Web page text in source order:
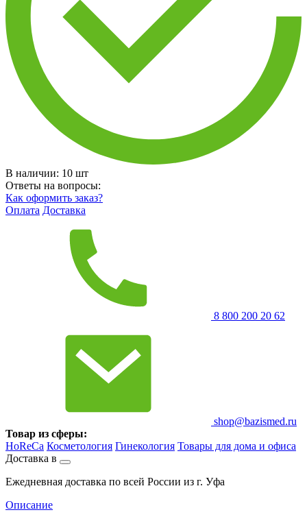
В наличии: 10 шт
Ответы на вопросы:
Как оформить заказ?
Оплата Доставка
8 800 200 20 62
shop@bazismed.ru
Товар из сферы:
HoReCa Косметология Гинекология Товары для дома и офиса
Доставка в
Ежедневная доставка по всей России из г. Уфа
Описание